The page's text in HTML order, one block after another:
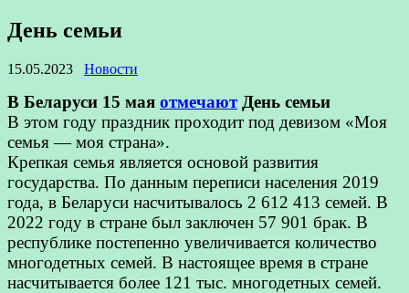
День семьи
15.05.2023 Новости
В Беларуси 15 мая отмечают День семьи
В этом году праздник проходит под девизом «Моя
семья — моя страна».
Крепкая семья является основой развития
государства. По данным переписи населения 2019
года, в Беларуси насчитывалось 2 612 413 семей. В
2022 году в стране был заключен 57 901 брак. В
республике постепенно увеличивается количество
многодетных семей. В настоящее время в стране
насчитывается более 121 тыс. многодетных семей.